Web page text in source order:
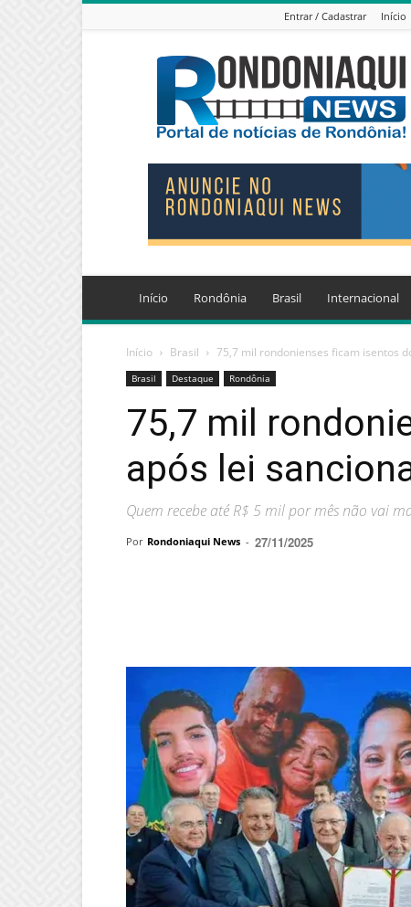
Entrar / Cadastrar Início
Jornal
Eletrônico
Rondoniaqui
News
Início Rondônia Brasil Internacional
Início Brasil 75,7 mil rondonienses ficam isentos
Brasil Destaque Rondônia
75,7 mil
após lei
Quem recebe até R$ 5 mil por mês não vai
Por Rondoniaqui News - 27/11/2025